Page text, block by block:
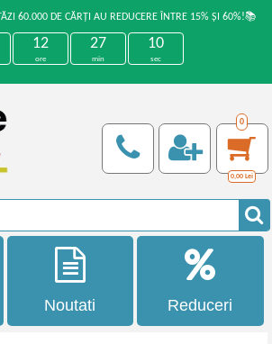
60.000 DE CĂRȚI AU REDUCERE ÎNTRE 15% ȘI 60%!📚
12
ore
27
min
10
sec
0
0,00 Lei
Noutati Reduceri